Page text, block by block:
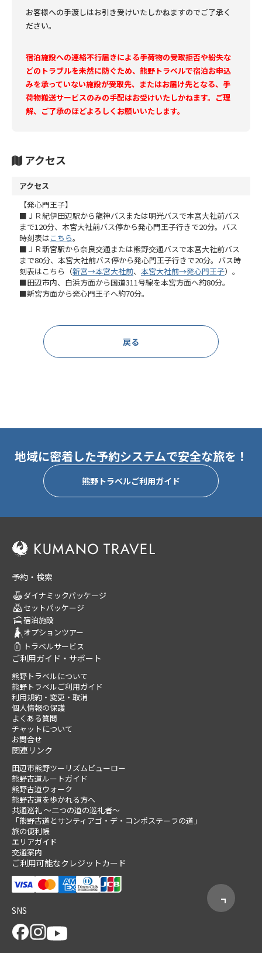
お客様への手渡しはお引き受けいたしかねますのでご了承く
ださい。
宿泊施設への連絡不行届きによる手荷物の受取拒否や紛失な
どのトラブルを未然に防ぐため、熊野トラベルで宿泊お申込
みを承っていない施設が受取先、またはお届け先となる、手
荷物搬送サービスのみの手配はお受けいたしかねます。ご理
解、ご了承のほどよろしくお願いいたします。
アクセス
アクセス
【発心門王子】
■ＪＲ紀伊田辺駅から龍神バスまたは明光バスで本宮大社前バス
まで120分、本宮大社前バス停から発心門王子行きで20分。バス
時刻表はこちら。
■ＪＲ新宮駅から奈良交通または熊野交通バスで本宮大社前バス
まで80分、本宮大社前バス停から発心門王子行きで20分。バス時
刻表はこちら（新宮→本宮大社前、 本宮大社前→発心門王子）。
■田辺市内、白浜方面から国道311号線を本宮方面へ約80分。
■新宮方面から発心門王子へ約70分。
戻る
地域に密着した予約システムで安全な旅を！
熊野トラベルご利用ガイド
予約・検索
ダイナミックパッケージ
セットパッケージ
宿泊施設
オプションツアー
トラベルサービス
ご利用ガイド・サポート
熊野トラベルについて
熊野トラベルご利用ガイド
利用規約・変更・取消
個人情報の保護
よくある質問
チャットについて
お問合せ
関連リンク
田辺市熊野ツーリズムビューロー
熊野古道ルートガイド
熊野古道ウォーク
熊野古道を歩かれる方へ
共通巡礼 ～二つの道の巡礼者～
「熊野古道とサンティアゴ・デ・コンポステーラの道」
旅の便利帳
エリアガイド
交通案内
ご利用可能なクレジットカード
SNS